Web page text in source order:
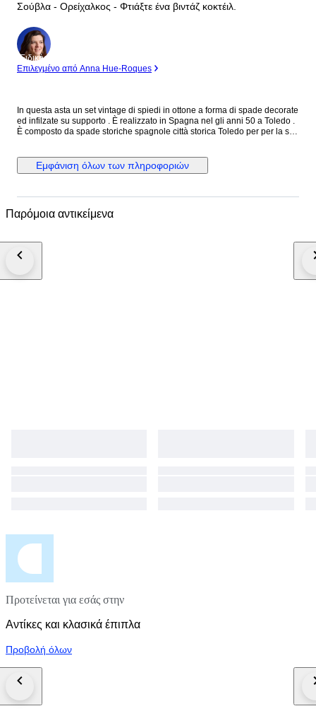
Σούβλα - Ορείχαλκος - Φτιάξτε ένα βιντάζ κοκτέιλ.
Ειδικός
Επιλεγμένο από Anna Hue-Roques
In questa asta un set vintage di spiedi in ottone a forma di spade decorate
ed infilzate su supporto . È realizzato in Spagna nel gli anni 50 a Toledo .
È composto da spade storiche spagnole città storica Toledo per per la sua
arricchiti da dettagli smaltati colorati o tinta unica sulle else e sulle basi .
Oggi sono oggetti da collezione Mid Century Completo ed originale
Εμφάνιση όλων των πληροφοριών
Παρόμοια αντικείμενα
Προτείνεται για εσάς στην
Αντίκες και κλασικά έπιπλα
Προβολή όλων